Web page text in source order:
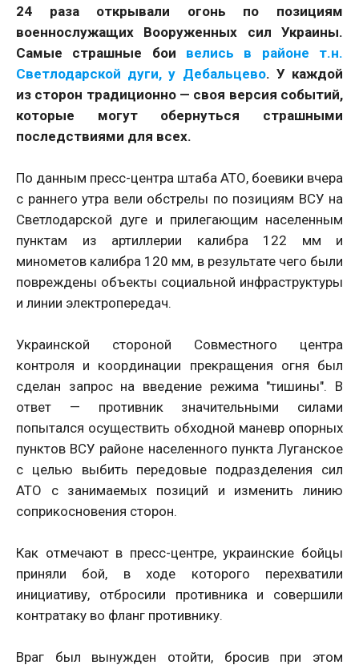
24 раза открывали огонь по позициям
военнослужащих Вооруженных сил Украины.
Самые страшные бои велись в районе т.н.
Светлодарской дуги, у Дебальцево. У каждой
из сторон традиционно — своя версия событий,
которые могут обернуться страшными
последствиями для всех.
По данным пресс-центра штаба АТО, боевики вчера
с раннего утра вели обстрелы по позициям ВСУ на
Светлодарской дуге и прилегающим населенным
пунктам из артиллерии калибра 122 мм и
минометов калибра 120 мм, в результате чего были
повреждены объекты социальной инфраструктуры
и линии электропередач.
Украинской стороной Совместного центра
контроля и координации прекращения огня был
сделан запрос на введение режима "тишины". В
ответ — противник значительными силами
попытался осуществить обходной маневр опорных
пунктов ВСУ районе населенного пункта Луганское
с целью выбить передовые подразделения сил
АТО с занимаемых позиций и изменить линию
соприкосновения сторон.
Как отмечают в пресс-центре, украинские бойцы
приняли бой, в ходе которого перехватили
инициативу, отбросили противника и совершили
контратаку во фланг противнику.
Враг был вынужден отойти, бросив при этом